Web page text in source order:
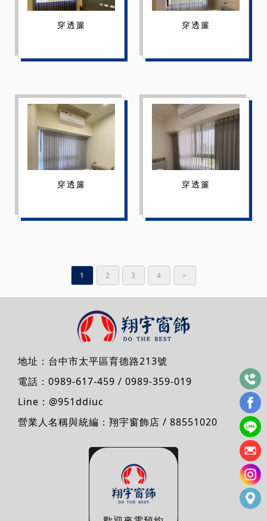
穿透簾 穿透簾
穿透簾 穿透簾
1 2 3 4 >
地址： 台中市太平區育德路213號
電話： 0989-617-459 / 0989-359-019
Line： @951ddiuc
營業人名稱與統編：翔宇窗飾店 / 88551020